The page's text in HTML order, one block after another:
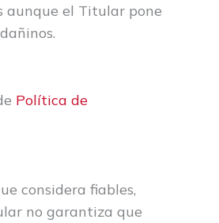
aunque el Titular pone
Política de
considera fiables,
no garantiza que